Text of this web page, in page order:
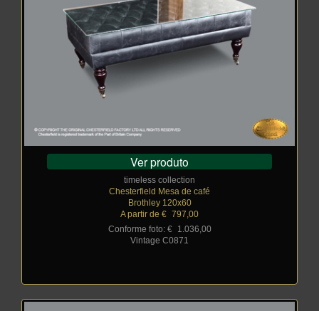
Ver produto
timeless collection
Chesterfield Mesa de café
Brothley 120x60
A partir de € 797,00
Conforme foto: €_
1.036,00
Vintage C0871